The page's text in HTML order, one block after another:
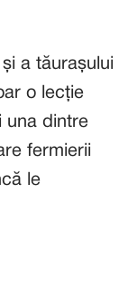
a tăurașului
o lecție
una dintre
fermierii
le